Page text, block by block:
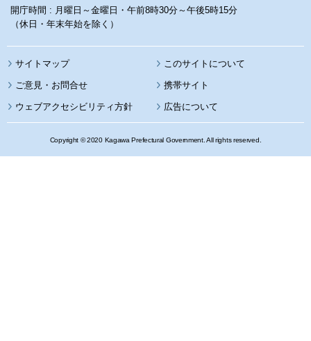
開庁時間 : 月曜日～金曜日・午前8時30分～午後5時15分
（休日・年末年始を除く）
サイトマップ このサイトについて
携帯サイト
ウェブアクセシビリティ方針 広告について
Copyright © 2020 Kagawa Prefectural Government. All rights reserved.